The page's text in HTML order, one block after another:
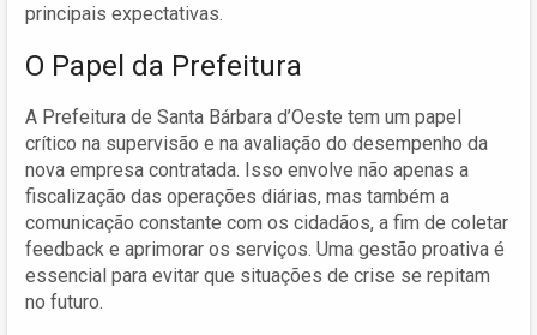
principais expectativas.
O Papel da Prefeitura
A Prefeitura de Santa Bárbara d’Oeste tem um papel
crítico na supervisão e na avaliação do desempenho da
nova empresa contratada. Isso envolve não apenas a
fiscalização das operações diárias, mas também a
comunicação constante com os cidadãos, a fim de coletar
feedback e aprimorar os serviços. Uma gestão proativa é
essencial para evitar que situações de crise se repitam
no futuro.